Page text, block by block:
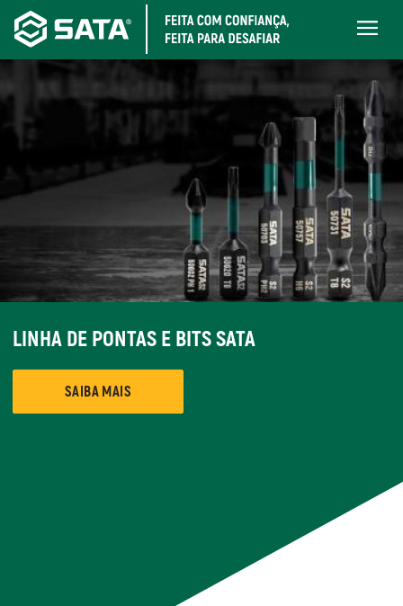
Pular
para
o
conteúdo
principal
Main
LINHA DE PONTAS E BITS SATA
SAIBA MAIS